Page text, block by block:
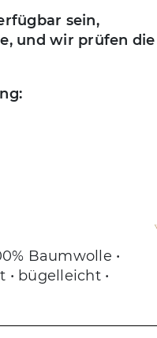
sein,
und wir prüfen die
Baumwolle •
• bügelleicht •